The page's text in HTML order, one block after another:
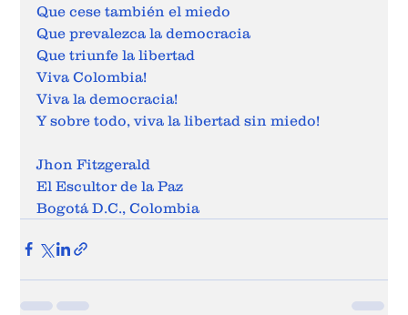
Que cese también el miedo
Que prevalezca la democracia
Que triunfe la libertad
Viva Colombia!
Viva la democracia!
Y sobre todo, viva la libertad sin miedo!
Jhon Fitzgerald
El Escultor de la Paz
Bogotá D.C., Colombia